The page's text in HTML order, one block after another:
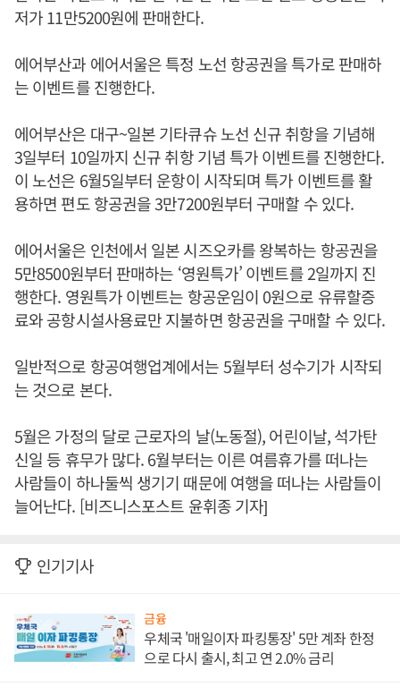
저가 11만5200원에 판매한다.
에어부산과 에어서울은 특정 노선 항공권을 특가로 판매하
는 이벤트를 진행한다.
에어부산은 대구~일본 기타큐슈 노선 신규 취항을 기념해
3일부터 10일까지 신규 취항 기념 특가 이벤트를 진행한다.
이 노선은 6월5일부터 운항이 시작되며 특가 이벤트를 활
용하면 편도 항공권을 3만7200원부터 구매할 수 있다.
에어서울은 인천에서 일본 시즈오카를 왕복하는 항공권을
5만8500원부터 판매하는 ‘영원특가’ 이벤트를 2일까지 진
행한다. 영원특가 이벤트는 항공운임이 0원으로 유류할증
료와 공항시설사용료만 지불하면 항공권을 구매할 수 있다.
일반적으로 항공여행업계에서는 5월부터 성수기가 시작되
는 것으로 본다.
5월은 가정의 달로 근로자의 날(노동절), 어린이날, 석가탄
신일 등 휴무가 많다. 6월부터는 이른 여름휴가를 떠나는
사람들이 하나둘씩 생기기 때문에 여행을 떠나는 사람들이
늘어난다. [비즈니스포스트 윤휘종 기자]
인기기사
금융
우체국 '매일이자 파킹통장' 5만 계좌 한정
으로 다시 출시, 최고 연 2.0% 금리